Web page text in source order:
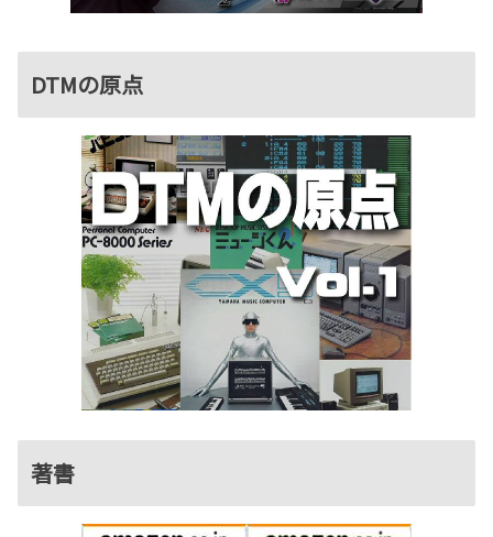
DTMの原点
著書